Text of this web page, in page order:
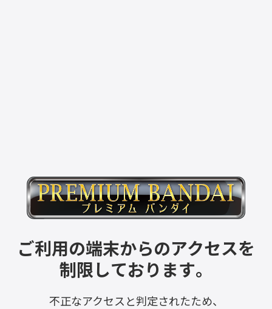
ご利用の端末からのアクセスを
制限しております。
不正なアクセスと判定されたため、